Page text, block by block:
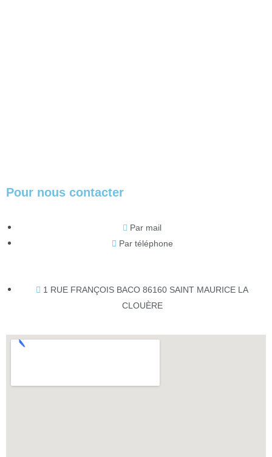
Pour nous contacter
Par mail
Par téléphone
1 RUE FRANÇOIS BACO 86160 SAINT MAURICE LA
CLOUÈRE